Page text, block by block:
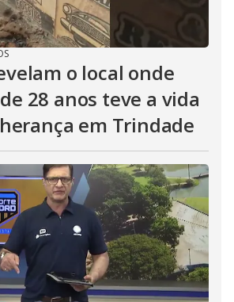
o local onde
28 anos teve a vida
em Trindade